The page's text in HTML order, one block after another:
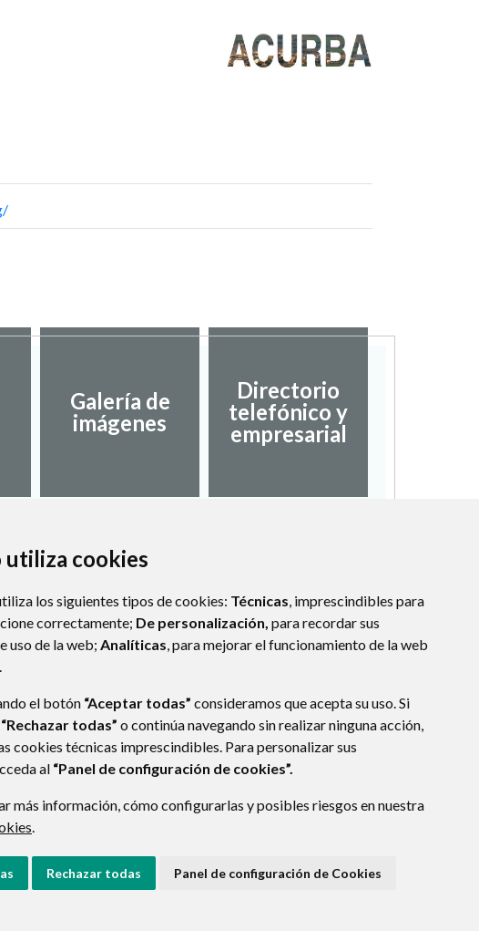
utiliza cookies
los siguientes tipos de cookies: Técnicas, imprescindibles para
correctamente; De personalización, para recordar sus
uso de la web; Analíticas, para mejorar el funcionamiento de la web
el botón “Aceptar todas” consideramos que acepta su uso. Si
“Rechazar todas” o continúa navegando sin realizar ninguna acción,
cookies técnicas imprescindibles. Para personalizar sus
al “Panel de configuración de cookies”.
más información, cómo configurarlas y posibles riesgos en nuestra
.
Rechazar todas Panel de configuración de Cookies
Galería de
imágenes
Directorio
telefónico y
empresarial